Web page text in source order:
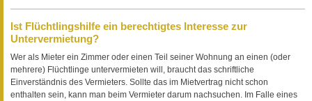
Ist Flüchtlingshilfe ein berechtigtes Interesse zur
Untervermietung?
Wer als Mieter ein Zimmer oder einen Teil seiner Wohnung an einen (oder
mehrere) Flüchtlinge untervermieten will, braucht das schriftliche
Einverständnis des Vermieters. Sollte das im Mietvertrag nicht schon
enthalten sein, kann man beim Vermieter darum nachsuchen. Im Falle eines